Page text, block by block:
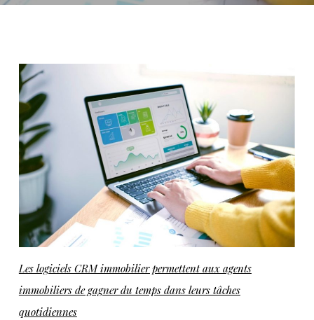
Les logiciels CRM immobilier permettent aux agents
immobiliers de gagner du temps dans leurs tâches
quotidiennes